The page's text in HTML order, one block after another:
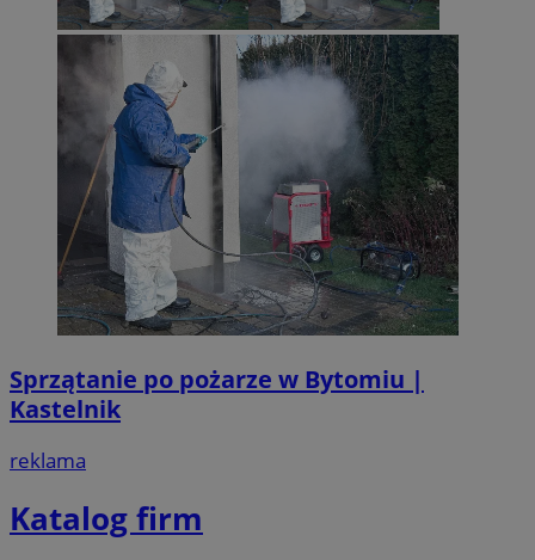
Sprzątanie po pożarze w Bytomiu |
Kastelnik
reklama
Katalog firm